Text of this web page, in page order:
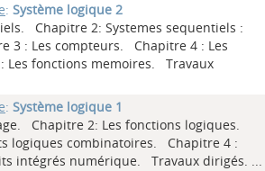
: Système logique 2
Chapitre 2: Systemes sequentiels :
3 : Les compteurs. Chapitre 4 : Les
Les fonctions memoires. Travaux
: Système logique 1
Chapitre 2: Les fonctions logiques.
logiques combinatoires. Chapitre 4 :
intégrés numérique. Travaux dirigés. ...